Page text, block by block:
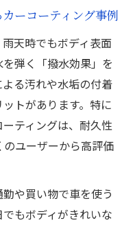
ーコーティング事例
天時でもボディ表面
弾く「撥水効果」を
る汚れや水垢の付着
トがあります。特に
ティングは、耐久性
ユーザーから高評価
や買い物で車を使う
もボディがきれいな